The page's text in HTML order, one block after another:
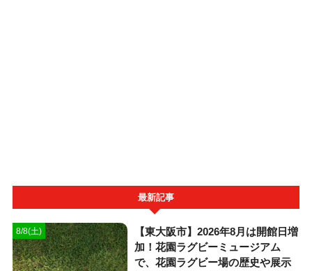
最新記事
8/8(土)
【東大阪市】2026年8月は開館日増
加！花園ラグビーミュージアム
で、花園ラグビー場の歴史や展示